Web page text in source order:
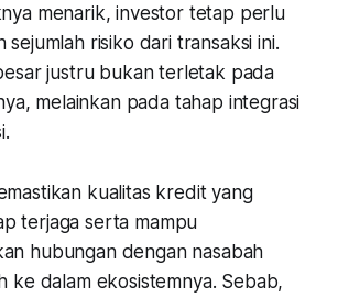
menarik, investor tetap perlu
sejumlah risiko dari transaksi ini.
justru bukan terletak pada
melainkan pada tahap integrasi
kualitas kredit yang
terjaga serta mampu
hubungan dengan nasabah
ke dalam ekosistemnya. Sebab,